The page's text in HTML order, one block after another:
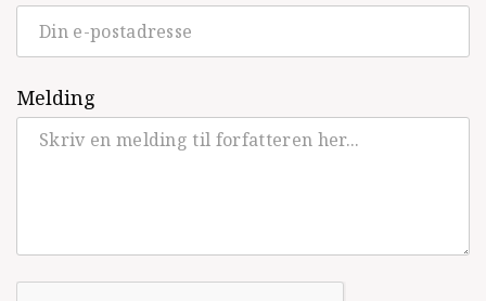
Melding